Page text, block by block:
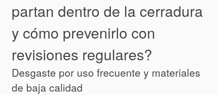
partan dentro de la cerradura
y cómo prevenirlo con
revisiones regulares?
Desgaste por uso frecuente y materiales
de baja calidad